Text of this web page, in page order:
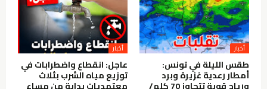
أخبار
طقس الليلة في تونس:
أمطار رعدية غزيرة وبرد
أخبار
عاجل: انقطاع واضطرابات في
توزيع مياه الشرب بثلاث